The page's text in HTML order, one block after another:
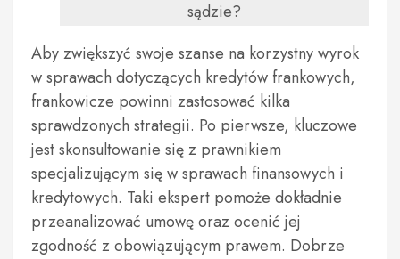
sądzie?
Aby zwiększyć swoje szanse na korzystny wyrok
w sprawach dotyczących kredytów frankowych,
frankowicze powinni zastosować kilka
sprawdzonych strategii. Po pierwsze, kluczowe
jest skonsultowanie się z prawnikiem
specjalizującym się w sprawach finansowych i
kredytowych. Taki ekspert pomoże dokładnie
przeanalizować umowę oraz ocenić jej
zgodność z obowiązującym prawem. Dobrze